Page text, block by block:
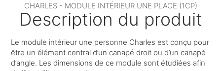
CHARLES - MODULE INTÉRIEUR UNE PLACE (1CP)
Description du produit
Le module intérieur une personne Charles est conçu pour
être un élément central d’un canapé droit ou d’un canapé
d’angle. Les dimensions de ce module sont étudiées afin